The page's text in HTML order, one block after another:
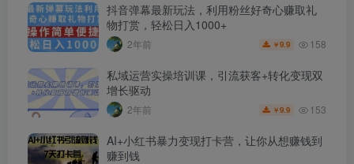
抖音弹幕最新玩法，利用粉丝好奇心赚取礼
物打赏，轻松日入1000+
2年前 ￥9.9 158
私域运营实操培训课，引流获客+转化变现双
增长驱动
2年前 ￥9.9 153
AI+小红书暴力变现打卡营，让你从想赚钱到
赚到钱